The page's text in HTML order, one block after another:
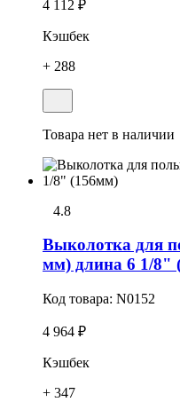
4 112 ₽
Кэшбек
+ 288
Товара нет в наличии
4.8
Выколотка для
мм) длина 6 1/8"
Код товара: N0152
4 964 ₽
Кэшбек
+ 347